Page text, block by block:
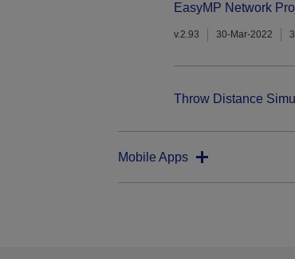
EasyMP Network
v.2.93 30-Mar-2022
Throw Distance
Mobile Apps